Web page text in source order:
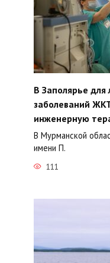
В Заполярье для
заболеваний
инженерную
В Мурманской
имени П.
111